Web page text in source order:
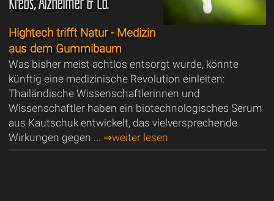
Hightech trifft Natur - Medizin
aus dem Gummibaum
Was bisher meist achtlos entsorgt wurde, könnte
künftig eine medizinische Revolution einleiten:
Thailändische Wissenschaftlerinnen und
Wissenschaftler haben ein biotechnologisches Serum
aus Kautschuk entwickelt, das vielversprechende
Wirkungen gegen ... ⇒weiter lesen